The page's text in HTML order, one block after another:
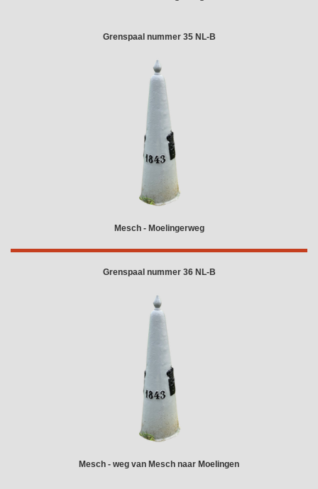
Grenspaal nummer 35 NL-B
Mesch - Moelingerweg
Grenspaal nummer 36 NL-B
Mesch - weg van Mesch naar Moelingen